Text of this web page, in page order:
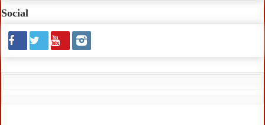
Social